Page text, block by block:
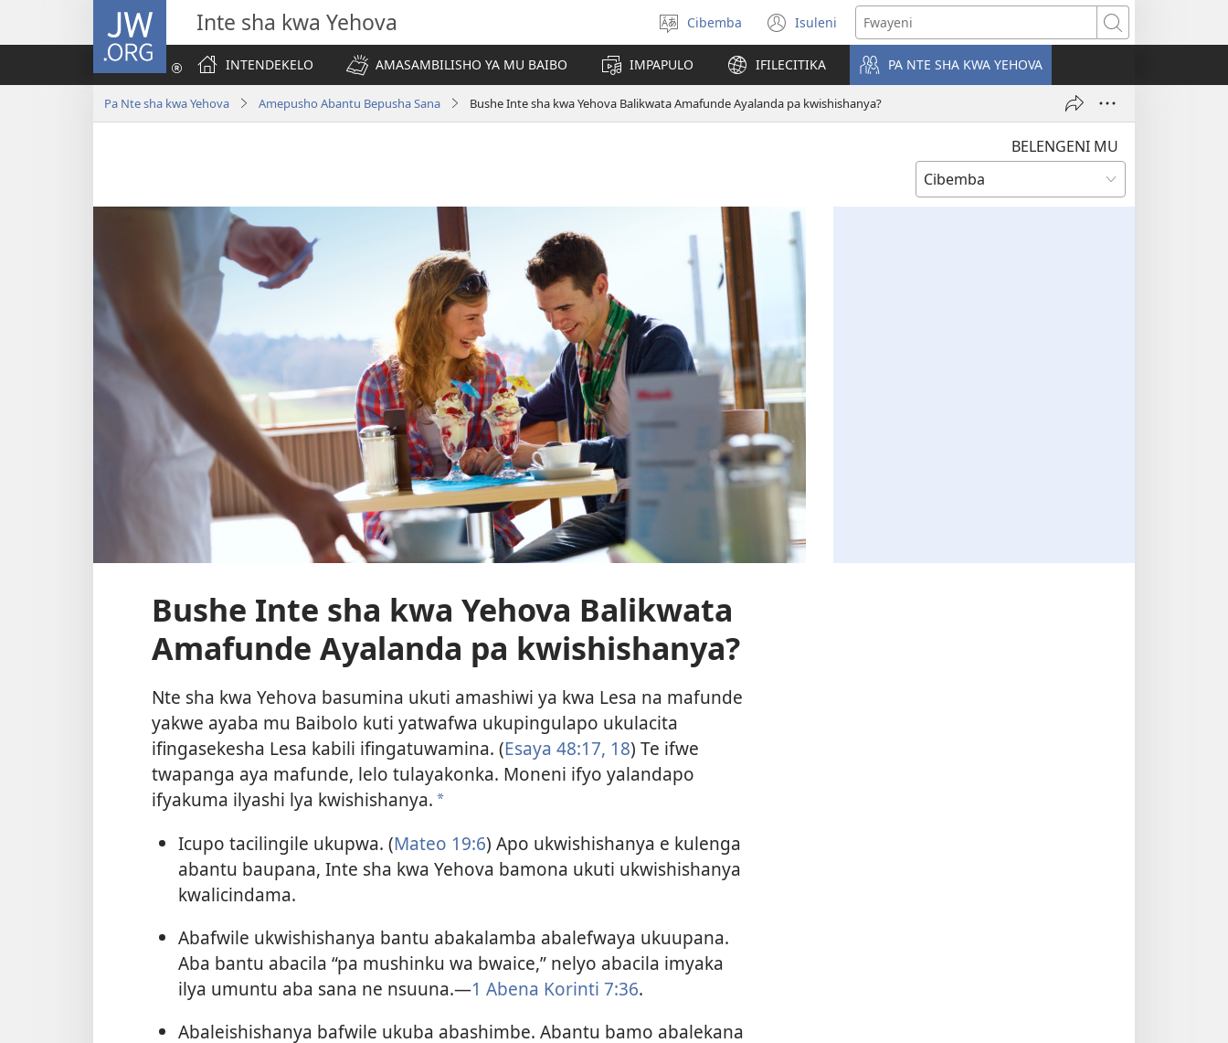
JW.ORG Inte sha kwa Yehova
Saleni
ululimi
Cibemba Isuleni
(yalaisula
na
imbi)
Fwayeni
INTENDEKELO
AMASAMBILISHO YA MU BAIBO IMPAPULO IFILECITIKA PA NTE SHA KWA YEHOVA
Pa Nte sha kwa Yehova Amepusho Abantu Bepusha Sana Bushe Inte sha kwa Yehova Balikwata Amafunde Ayalanda pa kwishishanya?
BELENGENI MU
Bushe Inte sha kwa Yehova Balikwata
Amafunde Ayalanda pa kwishishanya?
Nte sha kwa Yehova basumina ukuti amashiwi ya kwa Lesa na mafunde
yakwe ayaba mu Baibolo kuti yatwafwa ukupingulapo ukulacita
ifingasekesha Lesa kabili ifingatuwamina. (Esaya 48:17, 18) Te ifwe
twapanga aya mafunde, lelo tulayakonka. Moneni ifyo yalandapo
ifyakuma ilyashi lya kwishishanya. a
Icupo tacilingile ukupwa. (Mateo 19:6) Apo ukwishishanya e kulenga
abantu baupana, Inte sha kwa Yehova bamona ukuti ukwishishanya
kwalicindama.
Abafwile ukwishishanya bantu abakalamba abalefwaya ukuupana.
Aba bantu abacila “pa mushinku wa bwaice,” nelyo abacila imyaka
ilya umuntu aba sana ne nsuuna.—1 Abena Korinti 7:36.
Abaleishishanya bafwile ukuba abashimbe. Abantu bamo abalekana